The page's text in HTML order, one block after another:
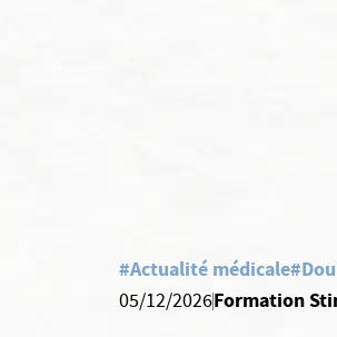
#Actualité médicale
05/12/2026Formation